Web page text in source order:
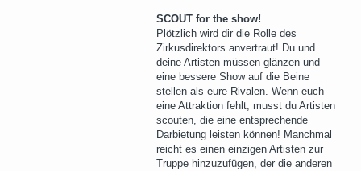
SCOUT for the show!
Plötzlich wird dir die Rolle des
Zirkusdirektors anvertraut! Du und
deine Artisten müssen glänzen und
eine bessere Show auf die Beine
stellen als eure Rivalen. Wenn euch
eine Attraktion fehlt, musst du Artisten
scouten, die eine entsprechende
Darbietung leisten können! Manchmal
reicht es einen einzigen Artisten zur
Truppe hinzuzufügen, der die anderen